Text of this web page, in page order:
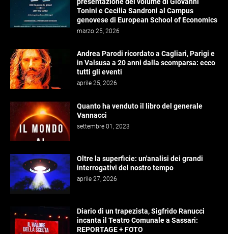
Tonini e Cecilia Sandroni al Campus
genovese di European School of Economics
marzo 25, 2026
Andrea Parodi ricordato a Cagliari, Parigi e
in Valsusa a 20 anni dalla scomparsa: ecco
tutti gli eventi
aprile 25, 2026
Quanto ha venduto il libro del generale
Vannacci
settembre 01, 2023
Oltre la superficie: un'analisi dei grandi
interrogativi del nostro tempo
aprile 27, 2026
Diario di un trapezista, Sigfrido Ranucci
incanta il Teatro Comunale a Sassari:
REPORTAGE + FOTO